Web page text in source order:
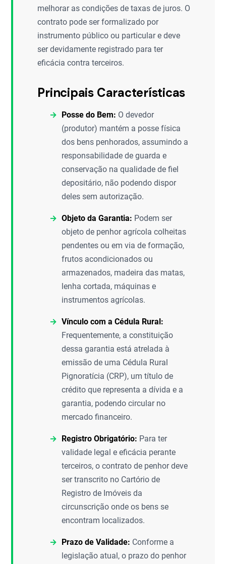
melhorar as condições de taxas de juros. O
contrato pode ser formalizado por
instrumento público ou particular e deve
ser devidamente registrado para ter
eficácia contra terceiros.
Principais Características
Posse do Bem: O devedor
(produtor) mantém a posse física
dos bens penhorados, assumindo a
responsabilidade de guarda e
conservação na qualidade de fiel
depositário, não podendo dispor
deles sem autorização.
Objeto da Garantia: Podem ser
objeto de penhor agrícola colheitas
pendentes ou em via de formação,
frutos acondicionados ou
armazenados, madeira das matas,
lenha cortada, máquinas e
instrumentos agrícolas.
Vínculo com a Cédula Rural:
Frequentemente, a constituição
dessa garantia está atrelada à
emissão de uma Cédula Rural
Pignoratícia (CRP), um título de
crédito que representa a dívida e a
garantia, podendo circular no
mercado financeiro.
Registro Obrigatório: Para ter
validade legal e eficácia perante
terceiros, o contrato de penhor deve
ser transcrito no Cartório de
Registro de Imóveis da
circunscrição onde os bens se
encontram localizados.
Prazo de Validade: Conforme a
legislação atual, o prazo do penhor